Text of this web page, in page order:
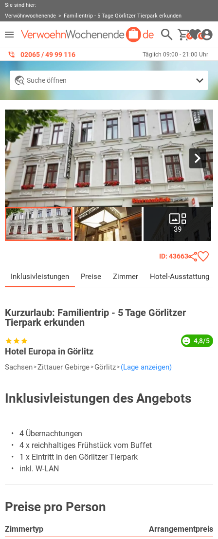
Sie sind hier:
Verwöhnwochenende
Familientrip - 5 Tage Görlitzer Tierpark erkunden
0 0
02065 / 49 ‌99 116 Täglich 09:00 - 21:00 Uhr
Suche öffnen
39
ID: 43663
Inklusivleistungen Preise Zimmer Hotel-Ausstattung
Kurzurlaub: Familientrip - 5 Tage Görlitzer
Tierpark erkunden
Hotel Europa in Görlitz
4,8/5
Sachsen Zittauer Gebirge Görlitz (Lage anzeigen)
Inklusivleistungen des Angebots
4 Übernachtungen
4 x reichhaltiges Frühstück vom Buffet
1 x Eintritt in den Görlitzer Tierpark
inkl. W-LAN
Preise pro Person
Zimmertyp
Arrangementpreis